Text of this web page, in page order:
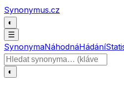
Přeskočit na obsah
Synonymus.cz
◐
☰
SynonymaNáhodnáHádání
Hledat slovo
◐